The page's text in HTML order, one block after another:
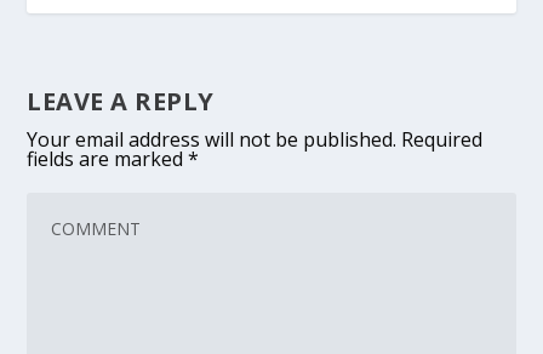
LEAVE A REPLY
Your email address will not be published. Required
fields are marked*